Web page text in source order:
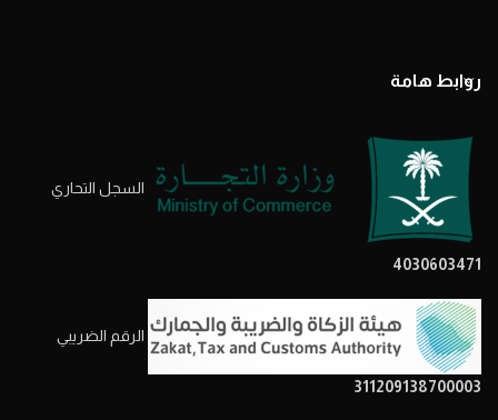
روابط هامة
السجل التحاري
4030603471
الرقم الضريبي
311209138700003